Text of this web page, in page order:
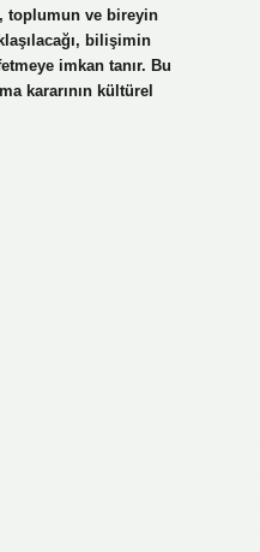
toplumun ve bireyin
bilişimin
imkan tanır. Bu
kararının kültürel